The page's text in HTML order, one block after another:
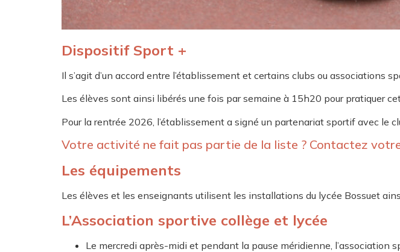
Dispositif Sport +
Il s’agit d’un accord entre l’établissement et certains clubs ou associations
Les élèves sont ainsi libérés une fois par semaine à 15h20 pour pratiquer
Pour la rentrée 2026, l’établissement a signé un partenariat sportif avec le
Votre activité ne fait pas partie de la liste ? Contactez
Les équipements
Les élèves et les enseignants utilisent les installations du lycée Bossuet
L’Association sportive collège et lycée
Le mercredi après-midi et pendant la pause méridienne, l’association